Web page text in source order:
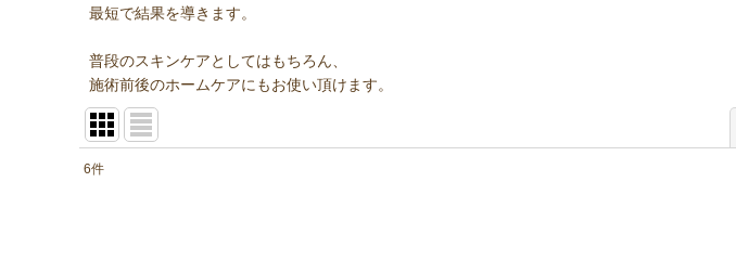
最短で結果を導きます。
普段のスキンケアとしてはもちろん、
施術前後のホームケアにもお使い頂けます。
6件